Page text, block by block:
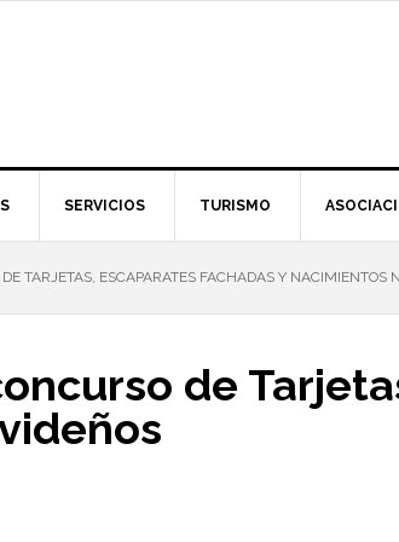
SERVICIOS TURISMO
TARJETAS, ESCAPARATES FACHADAS Y NACIMIENTOS
de